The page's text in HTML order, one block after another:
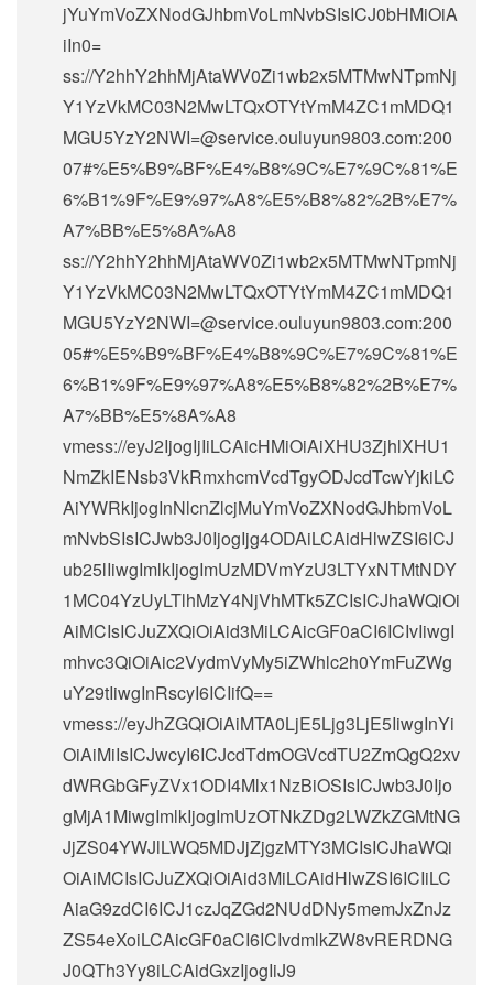
jYuYmVoZXNodGJhbmVoLmNvbSIsICJ0bHMiOiA
iIn0=
ss://Y2hhY2hhMjAtaWV0Zi1wb2x5MTMwNTpmNj
Y1YzVkMC03N2MwLTQxOTYtYmM4ZC1mMDQ1
MGU5YzY2NWI=@service.ouluyun9803.com:200
07#%E5%B9%BF%E4%B8%9C%E7%9C%81%E
6%B1%9F%E9%97%A8%E5%B8%82%2B%E7%
A7%BB%E5%8A%A8
ss://Y2hhY2hhMjAtaWV0Zi1wb2x5MTMwNTpmNj
Y1YzVkMC03N2MwLTQxOTYtYmM4ZC1mMDQ1
MGU5YzY2NWI=@service.ouluyun9803.com:200
05#%E5%B9%BF%E4%B8%9C%E7%9C%81%E
6%B1%9F%E9%97%A8%E5%B8%82%2B%E7%
A7%BB%E5%8A%A8
vmess://eyJ2IjogIjIiLCAicHMiOiAiXHU3ZjhlXHU1
NmZkIENsb3VkRmxhcmVcdTgyODJcdTcwYjkiLC
AiYWRkIjogInNlcnZlcjMuYmVoZXNodGJhbmVoL
mNvbSIsICJwb3J0IjogIjg4ODAiLCAidHlwZSI6ICJ
ub25lIiwgImlkIjogImUzMDVmYzU3LTYxNTMtNDY
1MC04YzUyLTlhMzY4NjVhMTk5ZCIsICJhaWQiOi
AiMCIsICJuZXQiOiAid3MiLCAicGF0aCI6ICIvIiwgI
mhvc3QiOiAic2VydmVyMy5iZWhlc2h0YmFuZWg
uY29tIiwgInRscyI6ICIifQ==
vmess://eyJhZGQiOiAiMTA0LjE5Ljg3LjE5IiwgInYi
OiAiMiIsICJwcyI6ICJcdTdmOGVcdTU2ZmQgQ2xv
dWRGbGFyZVx1ODI4Mlx1NzBiOSIsICJwb3J0Ijo
gMjA1MiwgImlkIjogImUzOTNkZDg2LWZkZGMtNG
JjZS04YWJlLWQ5MDJjZjgzMTY3MCIsICJhaWQi
OiAiMCIsICJuZXQiOiAid3MiLCAidHlwZSI6ICIiLC
AiaG9zdCI6ICJ1czJqZGd2NUdDNy5memJxZnJz
ZS54eXoiLCAicGF0aCI6ICIvdmlkZW8vRERDNG
J0QTh3Yy8iLCAidGxzIjogIiJ9